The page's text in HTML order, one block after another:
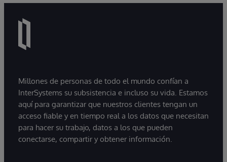
Millones de personas de todo el mundo confían a
InterSystems su subsistencia e incluso su vida. Estamos
aquí para garantizar que nuestros clientes tengan un
acceso fiable y en tiempo real a los datos que necesitan
para hacer su trabajo, datos a los que pueden
conectarse, compartir y obtener información.